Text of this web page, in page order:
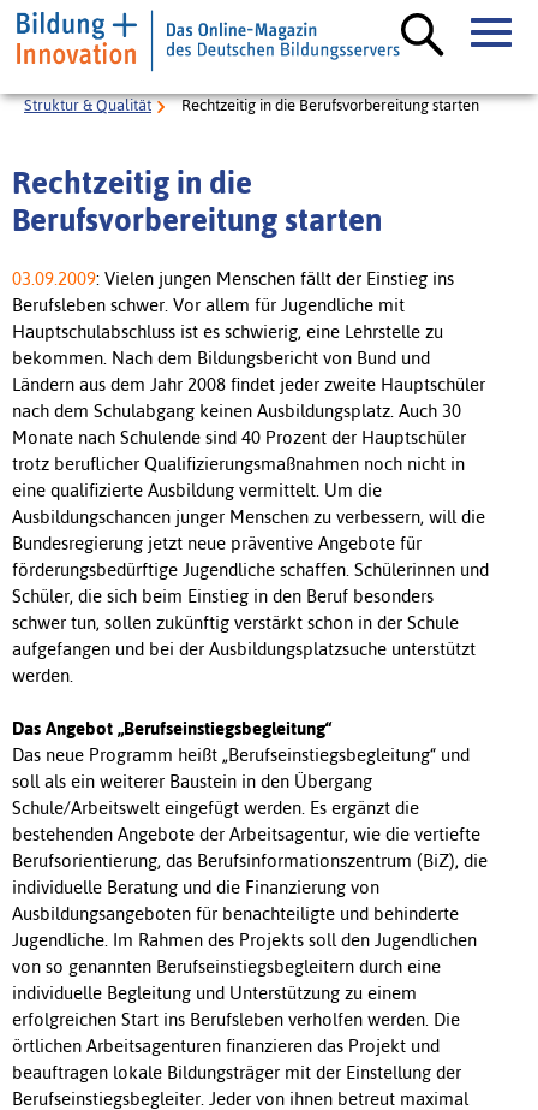
Struktur & Qualität Rechtzeitig in die Berufsvorbereitung starten
Rechtzeitig in die
Berufsvorbereitung starten
03.09.2009: Vielen jungen Menschen fällt der Einstieg ins
Berufsleben schwer. Vor allem für Jugendliche mit
Hauptschulabschluss ist es schwierig, eine Lehrstelle zu
bekommen. Nach dem Bildungsbericht von Bund und
Ländern aus dem Jahr 2008 findet jeder zweite Hauptschüler
nach dem Schulabgang keinen Ausbildungsplatz. Auch 30
Monate nach Schulende sind 40 Prozent der Hauptschüler
trotz beruflicher Qualifizierungsmaßnahmen noch nicht in
eine qualifizierte Ausbildung vermittelt. Um die
Ausbildungschancen junger Menschen zu verbessern, will die
Bundesregierung jetzt neue präventive Angebote für
förderungsbedürftige Jugendliche schaffen. Schülerinnen und
Schüler, die sich beim Einstieg in den Beruf besonders
schwer tun, sollen zukünftig verstärkt schon in der Schule
aufgefangen und bei der Ausbildungsplatzsuche unterstützt
werden.
Das Angebot „Berufseinstiegsbegleitung“
Das neue Programm heißt „Berufseinstiegsbegleitung“ und
soll als ein weiterer Baustein in den Übergang
Schule/Arbeitswelt eingefügt werden. Es ergänzt die
bestehenden Angebote der Arbeitsagentur, wie die vertiefte
Berufsorientierung, das Berufsinformationszentrum (BiZ), die
individuelle Beratung und die Finanzierung von
Ausbildungsangeboten für benachteiligte und behinderte
Jugendliche. Im Rahmen des Projekts soll den Jugendlichen
von so genannten Berufseinstiegsbegleitern durch eine
individuelle Begleitung und Unterstützung zu einem
erfolgreichen Start ins Berufsleben verholfen werden. Die
örtlichen Arbeitsagenturen finanzieren das Projekt und
beauftragen lokale Bildungsträger mit der Einstellung der
Berufseinstiegsbegleiter. Jeder von ihnen betreut maximal